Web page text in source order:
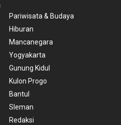
Pariwisata & Budaya
Hiburan
Mancanegara
Yogyakarta
Gunung Kidul
Kulon Progo
Bantul
Sleman
Redaksi